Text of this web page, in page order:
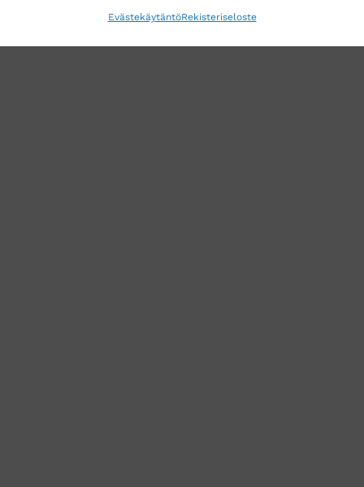
EvästekäytäntöRekisteriseloste